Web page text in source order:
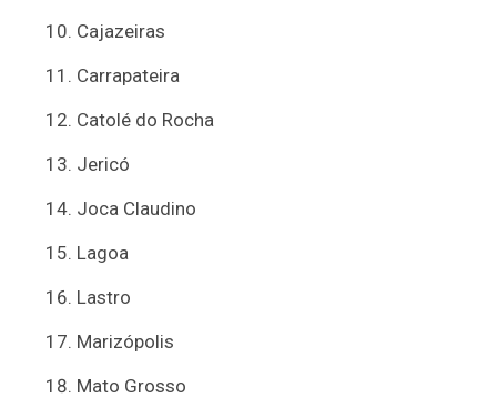
Cajazeiras
Carrapateira
Catolé do Rocha
Jericó
Joca Claudino
Lagoa
Lastro
Marizópolis
Mato Grosso